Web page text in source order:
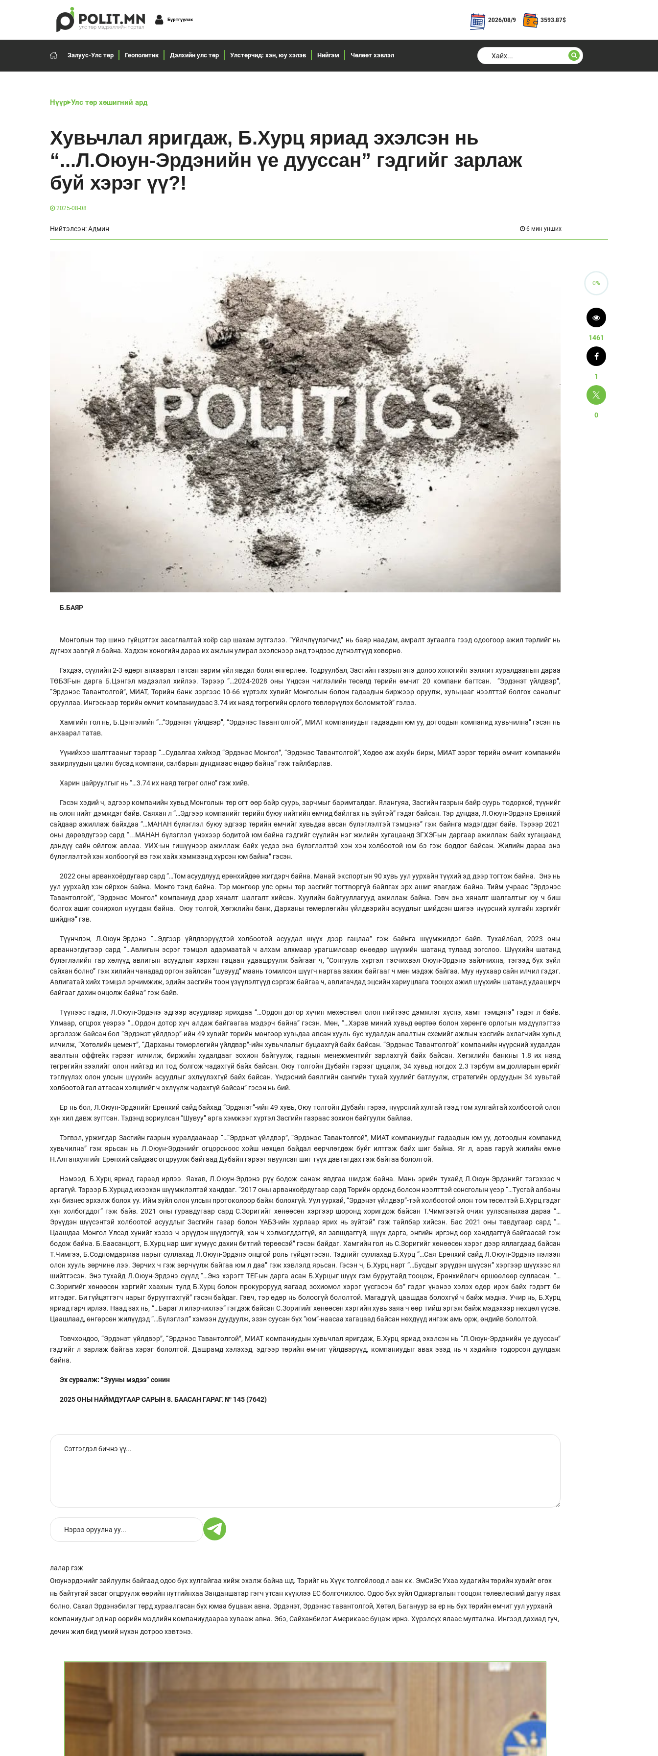
Бүртгүүлэх 2026/08/9 3593.87$
Залуус-Улс төр Геополитик Дэлхийн улс төр Улстөрчид: хэн, юу хэлэв Нийгэм Чөлөөт хэвлэл
Нүүр Улс төр хөшигний ард
Хувьчлал яригдаж, Б.Хурц яриад эхэлсэн нь
“...Л.Оюун-Эрдэнийн үе дууссан” гэдгийг зарлаж
буй хэрэг үү?!
2025-08-08
Нийтэлсэн: Админ 6 мин унших
Б.БАЯР
Монголын төр шинэ гүйцэтгэх засаглалтай хоёр сар шахам зүтгэлээ. “Үйлчлүүлэгчид” нь баяр наадам, амралт зугаалга гээд одоогоор ажил төрлийг нь
дүгнэх завгүй л байна. Хэдхэн хоногийн дараа их ажлын улирал эхэлснээр энд тэндээс дүгнэлтүүд хөвөрнө.
Гэхдээ, сүүлийн 2-3 өдөрт анхаарал татсан зарим үйл явдал болж өнгөрлөө. Тодруулбал, Засгийн газрын энэ долоо хоногийн ээлжит хуралдаанын дараа
ТӨБЗГ-ын дарга Б.Цэнгэл мэдээлэл хийлээ. Тэрээр “…2024-2028 оны Үндсэн чиглэлийн төсөлд төрийн өмчит 20 компани багтсан. “Эрдэнэт үйлдвэр”,
“Эрдэнэс Тавантолгой”, МИАТ, Төрийн банк зэргээс 10-66 хүртэлх хувийг Монголын болон гадаадын биржээр оруулж, хувьцааг нээлттэй болгох саналыг
орууллаа. Ингэснээр төрийн өмчит компаниудаас 3.74 их наяд төгрөгийн орлого төвлөрүүлэх боломжтой” гэлээ.
Хамгийн гол нь, Б.Цэнгэлийн “…“Эрдэнэт үйлдвэр”, “Эрдэнэс Тавантолгой”, МИАТ компаниудыг гадаадын юм уу, дотоодын компанид хувьчилна” гэсэн нь
анхаарал татав.
Үүнийхээ шалтгааныг тэрээр “…Судалгаа хийхэд “Эрдэнэс Монгол”, “Эрдэнэс Тавантолгой”, Хөдөө аж ахуйн бирж, МИАТ зэрэг төрийн өмчит компанийн
захирлуудын цалин бусад компани, салбарын дунджаас өндөр байна” гэж тайлбарлав.
Харин цайруулгыг нь “…3.74 их наяд төгрөг олно” гэж хийв.
Гэсэн хэдий ч, эдгээр компанийн хувьд Монголын төр огт өөр байр суурь, зарчмыг баримталдаг. Ялангуяа, Засгийн газрын байр суурь тодорхой, түүнийг
нь олон нийт дэмждэг байв. Саяхан л “…Эдгээр компанийг төрийн буюу нийтийн өмчид байлгах нь зүйтэй” гэдэг байсан. Тэр дундаа, Л.Оюун-Эрдэнэ Ерөнхий
сайдаар ажиллаж байхдаа “…МАНАН бүлэглэл буюу эдгээр төрийн өмчийг хувьдаа авсан бүлэглэлтэй тэмцэнэ” гэж байнга мэдэгддэг байв. Тэрээр 2021
оны дөрөвдүгээр сард “...МАНАН бүлэглэл үнэхээр бодитой юм байна гэдгийг сүүлийн нэг жилийн хугацаанд ЗГХЭГ-ын даргаар ажиллаж байх хугацаанд
дэндүү сайн ойлгож авлаа. УИХ-ын гишүүнээр ажиллаж байх үедээ энэ бүлэглэлтэй хэн хэн холбоотой юм бэ гэж боддог байсан. Жилийн дараа энэ
бүлэглэлтэй хэн холбоогүй вэ гэж хайх хэмжээнд хүрсэн юм байна” гэсэн.
2022 оны арванхоёрдугаар сард “…Том асуудлууд ерөнхийдөө жигдэрч байна. Манай экспортын 90 хувь уул уурхайн түүхий эд дээр тогтож байна. Энэ нь
уул уурхайд хэн ойрхон байна. Мөнгө тэнд байна. Тэр мөнгөөр улс орны төр засгийг тогтворгүй байлгах эрх ашиг явагдаж байна. Тийм учраас “Эрдэнэс
Тавантолгой”, “Эрдэнэс Монгол” компаниуд дээр хяналт шалгалт хийсэн. Хуулийн байгууллагууд ажиллаж байна. Гэвч энэ хяналт шалгалтыг юу ч биш
болгох ашиг сонирхол нуугдаж байна. Оюу толгой, Хөгжлийн банк, Дарханы төмөрлөгийн үйлдвэрийн асуудлыг шийдсэн шигээ нүүрсний хулгайн хэргийг
шийднэ” гэв.
Түүнчлэн, Л.Оюун-Эрдэнэ “…Эдгээр үйлдвэрүүдтэй холбоотой асуудал шүүх дээр гацлаа” гэж байнга шүүмжилдэг байв. Тухайлбал, 2023 оны
арваннэгдүгээр сард “…Авлигын эсрэг тэмцэл адармаатай ч алхам алхмаар урагшилсаар өнөөдөр шүүхийн шатанд тулаад зогслоо. Шүүхийн шатанд
бүлэглэлийн гар хөлүүд авлигын асуудлыг хэрхэн гацаан удаашруулж байгааг ч, “Сонгууль хүртэл тэсчихвэл Оюун-Эрдэнэ зайлчихна, тэгээд бүх зүйл
сайхан болно” гэж хилийн чанадад оргон зайлсан “шувууд” маань томилсон шүүгч нартаа захиж байгааг ч мөн мэдэж байгаа. Муу нуухаар сайн илчил гэдэг.
Авлигатай хийх тэмцэл эрчимжиж, эдийн засгийн тоон үзүүлэлтүүд сэргэж байгаа ч, авлигачдад эцсийн хариуцлага тооцох ажил шүүхийн шатанд удааширч
байгааг дахин онцолж байна” гэж байв.
Түүнээс гадна, Л.Оюун-Эрдэнэ эдгээр асуудлаар ярихдаа “…Ордон дотор хүчин мөхөствөл олон нийтээс дэмжлэг хүснэ, хамт тэмцэнэ” гэдэг л байв.
Улмаар, огцрох үеэрээ “…Ордон дотор хүч алдаж байгаагаа мэдэрч байна” гэсэн. Мөн, “…Хэрэв миний хувьд өөртөө болон хөрөнгө орлогын мэдүүлэгтээ
эргэлзэж байсан бол “Эрдэнэт үйлдвэр”-ийн 49 хувийг төрийн мөнгөөр хувьдаа авсан хууль бус худалдан авалтын схемийг ажлын хэсгийн ахлагчийн хувьд
илчилж, “Хөтөлийн цемент”, “Дарханы төмөрлөгийн үйлдвэр”-ийн хувьчлалыг буцаахгүй байх байсан. “Эрдэнэс Тавантолгой” компанийн нүүрсний худалдан
авалтын оффтейк гэрээг илчилж, биржийн худалдааг зохион байгуулж, гаднын менежментийг зарлахгүй байх байсан. Хөгжлийн банкны 1.8 их наяд
төгрөгийн зээлийг олон нийтэд ил тод болгож чадахгүй байх байсан. Оюу толгойн Дубайн гэрээг цуцалж, 34 хувьд ногдох 2.3 тэрбум ам.долларын өрийг
тэглүүлэх олон улсын шүүхийн асуудлыг эхлүүлэхгүй байх байсан. Үндэсний баялгийн сангийн тухай хуулийг батлуулж, стратегийн ордуудын 34 хувьтай
холбоотой гал атгасан хэлцлийг ч эхлүүлж чадахгүй байсан” гэсэн нь бий.
Ер нь бол, Л.Оюун-Эрдэнийг Ерөнхий сайд байхад “Эрдэнэт”-ийн 49 хувь, Оюу толгойн Дубайн гэрээ, нүүрсний хулгай гээд том хулгайтай холбоотой олон
хүн хил давж зугтсан. Тэдэнд зориулсан “Шувуу” арга хэмжээг хүртэл Засгийн газраас зохион байгуулж байлаа.
Тэгвэл, уржигдар Засгийн газрын хуралдаанаар “…“Эрдэнэт үйлдвэр”, “Эрдэнэс Тавантолгой”, МИАТ компаниудыг гадаадын юм уу, дотоодын компанид
хувьчилна” гэж ярьсан нь Л.Оюун-Эрдэнийг огцорсноос хойш нөхцөл байдал өөрчлөгдөж буйг илтгэж байх шиг байна. Яг л, арав гаруй жилийн өмнө
Н.Алтанхуягийг Ерөнхий сайдаас огцруулж байгаад Дубайн гэрээг явуулсан шиг түүх давтагдах гэж байгаа бололтой.
Нэмээд, Б.Хурц яриад гараад ирлээ. Яахав, Л.Оюун-Эрдэнэ рүү бодож санаж явдгаа шидэж байна. Мань эрийн тухайд Л.Оюун-Эрдэнийг тэгэхээс ч
аргагүй. Тэрээр Б.Хурцад ихээхэн шүүмжлэлтэй ханддаг. “2017 оны арванхоёрдугаар сард Төрийн ордонд болсон нээлттэй сонсголын үеэр “…Тусгай албаны
хүн бизнес эрхэлж болох уу. Ийм зүйл олон улсын протоколоор байж болохгүй. Уул уурхай, “Эрдэнэт үйлдвэр”-тэй холбоотой олон том төсөлтэй Б.Хурц гэдэг
хүн холбогддог” гэж байв. 2021 оны гуравдугаар сард С.Зоригийг хөнөөсөн хэргээр шоронд хоригдож байсан Т.Чимгээтэй очиж уулзсаныхаа дараа “…
Эрүүдэн шүүсэнтэй холбоотой асуудлыг Засгийн газар болон ҮАБЗ-ийн хурлаар ярих нь зүйтэй” гэж тайлбар хийсэн. Бас 2021 оны тавдугаар сард “…
Цаашдаа Монгол Улсад хүнийг хэзээ ч эрүүдэн шүүдэггүй, хэн ч хэлмэгддэггүй, ял завшдаггүй, шүүх дарга, энгийн иргэнд өөр ханддаггүй байгаасай гэж
бодож байна. Б.Баасанцогт, Б.Хурц нар шиг хүмүүс дахин битгий төрөөсэй” гэсэн байдаг. Хамгийн гол нь С.Зоригийг хөнөөсөн хэрэг дээр яллагдаад байсан
Т.Чимгээ, Б.Содномдаржаа нарыг суллахад Л.Оюун-Эрдэнэ онцгой роль гүйцэтгэсэн. Тэднийг суллахад Б.Хурц “…Сая Ерөнхий сайд Л.Оюун-Эрдэнэ нэлээн
олон хууль зөрчинө лээ. Зөрчих ч гэж зөрчүүлж байгаа юм л даа” гэж хэвлэлд ярьсан. Гэсэн ч, Б.Хурц нарт “…Бусдыг эрүүдэн шүүсэн” хэргээр шүүхээс ял
шийтгэсэн. Энэ тухайд Л.Оюун-Эрдэнэ сүүлд “…Энэ хэрэгт ТЕГ-ын дарга асан Б.Хурцыг шүүх гэм буруутайд тооцож, Ерөнхийлөгч өршөөлөөр сулласан. “…
С.Зоригийг хөнөөсөн хэргийг хаахын тулд Б.Хурц болон прокурорууд яагаад зохиомол хэрэг үүсгэсэн бэ” гэдэг үнэнээ хэлэх өдөр ирэх байх гэдэгт би
итгэдэг. Би гүйцэтгэгч нарыг буруутгахгүй” гэсэн байдаг. Гэвч, тэр өдөр нь болоогүй бололтой. Магадгүй, цаашдаа болохгүй ч байж мэднэ. Учир нь, Б.Хурц
яриад гарч ирлээ. Наад зах нь, “…Бараг л илэрчихлээ” гэгдэж байсан С.Зоригийг хөнөөсөн хэргийн хувь заяа ч өөр тийш эргэж байж мэдэхээр нөхцөл үүсэв.
Цаашлаад, өнгөрсөн жилүүдэд “…Бүлэглэл” хэмээн дуудуулж, эзэн суусан бүх “юм”-наасаа хагацаад байсан нөхдүүд ингэж амь орж, өндийв бололтой.
Товчхондоо, “Эрдэнэт үйлдвэр”, “Эрдэнэс Тавантолгой”, МИАТ компаниудын хувьчлал яригдаж, Б.Хурц яриад эхэлсэн нь “Л.Оюун-Эрдэнийн үе дууссан”
гэдгийг л зарлаж байгаа хэрэг бололтой. Дашрамд хэлэхэд, эдгээр төрийн өмчит үйлдвэрүүд, компаниудыг авах эзэд нь ч хэдийнэ тодорсон дуулдаж
байна.
Эх сурвалж: “Зууны мэдээ” сонин
2025 ОНЫ НАЙМДУГААР САРЫН 8. БААСАН ГАРАГ. № 145 (7642)
лалар гэж
Оюунэрдэнийг зайлуулж байгаад одоо бүх хулгайгаа хийж эхэлж байна шд. Тэрийг нь Хүүк толгойлоод л аан кк. ЭмСиЭс Ухаа худагийн төрийн хувийг өгөх
нь байтугай засаг огцруулж өөрийн нутгийнхаа Занданшатар гэгч утсан күүклээ ЕС болгочихлоо. Одоо бүх зүйл Оджаргалын тооцож төлөвлөсний дагуу явах
болно. Сахал Эрдэнэбилэг төрд хураалгасан бүх юмаа буцааж авна. Эрдэнэт, Эрдэнэс тавантолгой, Хөтөл, Багануур за ер нь бүх төрийн өмчит уул уурханй
компаниудыг эд нар өөрийн мэдлийн компаниудаараа хувааж авна. Эбэ, Сайханбилэг Америкаас буцаж ирнэ. Хүрэлсүх ялаас мултална. Ингээд дахиад гуч,
дөчин жил бид үмхий нүхэн дотроо хэвтэнэ.
0%
1461
1
0